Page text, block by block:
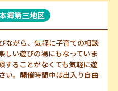
郷第三地区
ながら、気軽に子育ての相談
しい遊びの場にもなっていま
することがなくても気軽に遊
い。開催時間中は出入り自由